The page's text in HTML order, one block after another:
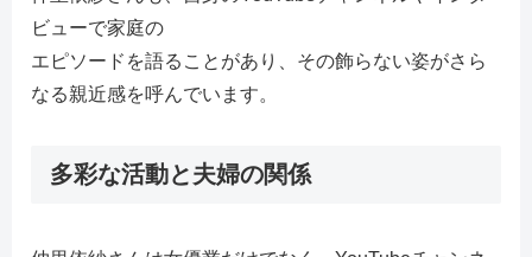
ビューで家庭の
エピソードを語ることがあり、その飾らない姿がさら
なる親近感を呼んでいます。
多彩な活動と夫婦の関係